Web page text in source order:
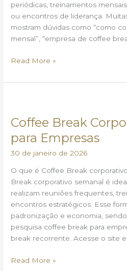
periódicas, treinamentos
ou encontros de liderança.
mostram dúvidas como “como
mensal”, “empresa de coffee
Read More »
Coffee Break
para Empresas
30 de janeiro de 2026
O que é Coffee Break
Break corporativo semanal é
realizam reuniões frequentes,
encontros estratégicos. Esse
padronização e economia,
pesquisa coffee break para
break recorrente. Acesse o site
Corporativo
para
Empresas
Read More »